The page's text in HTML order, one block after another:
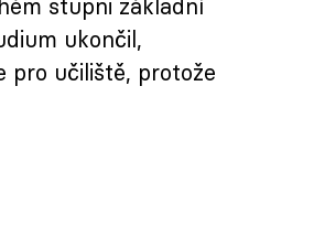
stupni základní
ukončil,
pro učiliště, protože